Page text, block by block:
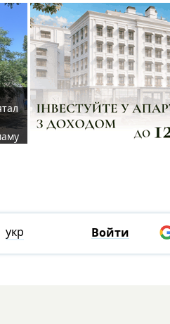
укр Войти